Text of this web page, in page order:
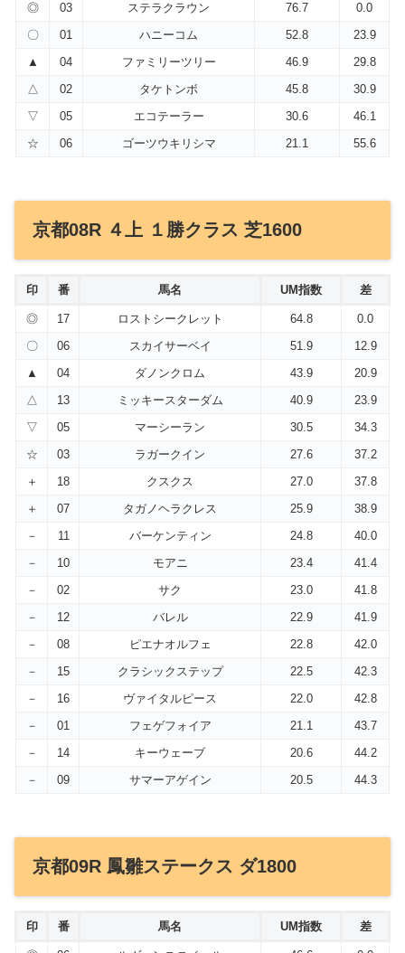
◎ 03 ステラクラウン 76.7
0.0
〇
01 ハニーコム 52.8
23.9
▲
04 ファミリーツリー 46.9
29.8
△
02 タケトンボ 45.8
30.9
▽
05 エコテーラー 30.6
46.1
☆
06 ゴーツウキリシマ 21.1 55.6
京都08R ４上 １勝クラス 芝1600
印 番 馬名 UM指数 差
◎ 17 ロストシークレット 64.8
0.0
〇
06 スカイサーベイ 51.9
12.9
▲
04 ダノンクロム 43.9
20.9
△
13 ミッキースターダム 40.9
23.9
▽
05 マーシーラン 30.5
34.3
☆
03 ラガークイン 27.6
37.2
＋
18 クスクス 27.0
37.8
＋
07 タガノヘラクレス 25.9
38.9
－
11 バーケンティン 24.8
40.0
－
10 モアニ 23.4
41.4
－
02 サク 23.0
41.8
－
12 バレル 22.9
41.9
－
08 ピエナオルフェ 22.8
42.0
－
15 クラシックステップ 22.5
42.3
－
16 ヴァイタルピース 22.0
42.8
－
01 フェゲフォイア 21.1
43.7
－
14 キーウェーブ 20.6
44.2
－
09 サマーアゲイン 20.5 44.3
京都09R 鳳雛ステークス ダ1800
印 番 馬名 UM指数 差